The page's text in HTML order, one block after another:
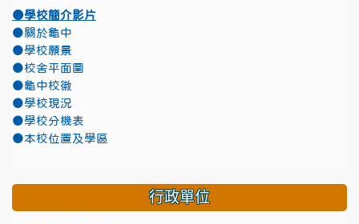
●學校簡介影片
●關於龜中
●學校願景
●校舍平面圖
●龜中校徽
●學校現況
●學校分機表
●本校位置及學區
行政單位